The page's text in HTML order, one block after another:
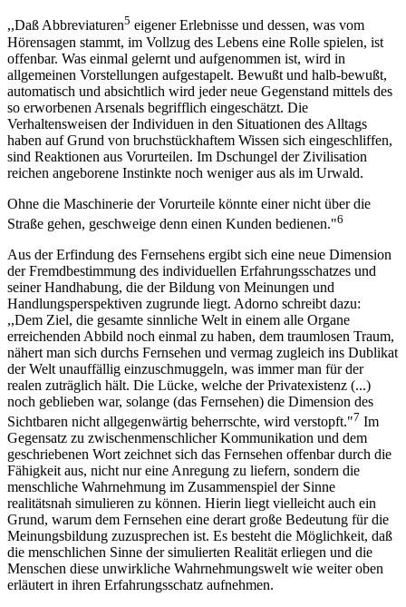
,,Daß Abbreviaturen5 eigener Erlebnisse und dessen, was vom
Hörensagen stammt, im Vollzug des Lebens eine Rolle spielen, ist
offenbar. Was einmal gelernt und aufgenommen ist, wird in
allgemeinen Vorstellungen aufgestapelt. Bewußt und halb-bewußt,
automatisch und absichtlich wird jeder neue Gegenstand mittels des
so erworbenen Arsenals begrifflich eingeschätzt. Die
Verhaltensweisen der Individuen in den Situationen des Alltags
haben auf Grund von bruchstückhaftem Wissen sich eingeschliffen,
sind Reaktionen aus Vorurteilen. Im Dschungel der Zivilisation
reichen angeborene Instinkte noch weniger aus als im Urwald.
Ohne die Maschinerie der Vorurteile könnte einer nicht über die
Straße gehen, geschweige denn einen Kunden bedienen."6
Aus der Erfindung des Fernsehens ergibt sich eine neue Dimension
der Fremdbestimmung des individuellen Erfahrungsschatzes und
seiner Handhabung, die der Bildung von Meinungen und
Handlungsperspektiven zugrunde liegt. Adorno schreibt dazu:
,,Dem Ziel, die gesamte sinnliche Welt in einem alle Organe
erreichenden Abbild noch einmal zu haben, dem traumlosen Traum,
nähert man sich durchs Fernsehen und vermag zugleich ins Dublikat
der Welt unauffällig einzuschmuggeln, was immer man für der
realen zuträglich hält. Die Lücke, welche der Privatexistenz (...)
noch geblieben war, solange (das Fernsehen) die Dimension des
Sichtbaren nicht allgegenwärtig beherrschte, wird verstopft."7 Im
Gegensatz zu zwischenmenschlicher Kommunikation und dem
geschriebenen Wort zeichnet sich das Fernsehen offenbar durch die
Fähigkeit aus, nicht nur eine Anregung zu liefern, sondern die
menschliche Wahrnehmung im Zusammenspiel der Sinne
realitätsnah simulieren zu können. Hierin liegt vielleicht auch ein
Grund, warum dem Fernsehen eine derart große Bedeutung für die
Meinungsbildung zuzusprechen ist. Es besteht die Möglichkeit, daß
die menschlichen Sinne der simulierten Realität erliegen und die
Menschen diese unwirkliche Wahrnehmungswelt wie weiter oben
erläutert in ihren Erfahrungsschatz aufnehmen.